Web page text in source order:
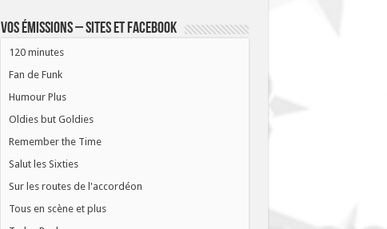
Vos émissions – Sites et Facebook
120 minutes
Fan de Funk
Humour Plus
Oldies but Goldies
Remember the Time
Salut les Sixties
Sur les routes de l'accordéon
Tous en scène et plus